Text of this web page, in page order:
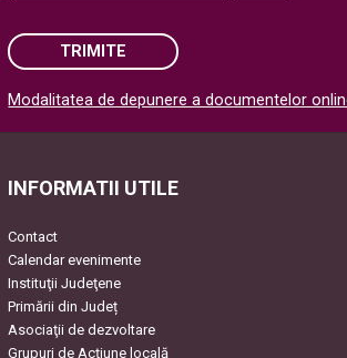
TRIMITE
Modalitatea de depunere a documentelor
INFORMATII UTILE
Contact
Calendar evenimente
Instituţii Judeţene
Primării din Județ
Asociaţii de dezvoltare
Grupuri de Acțiune locală